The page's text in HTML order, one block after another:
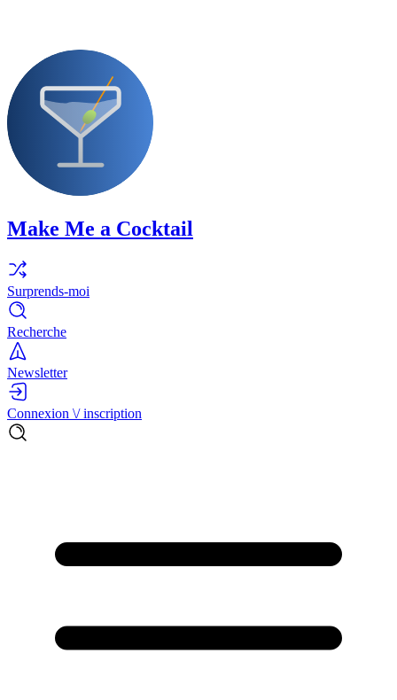
Make Me a Cocktail
Surprends-moi
Recherche
Newsletter
Connexion \/ inscription